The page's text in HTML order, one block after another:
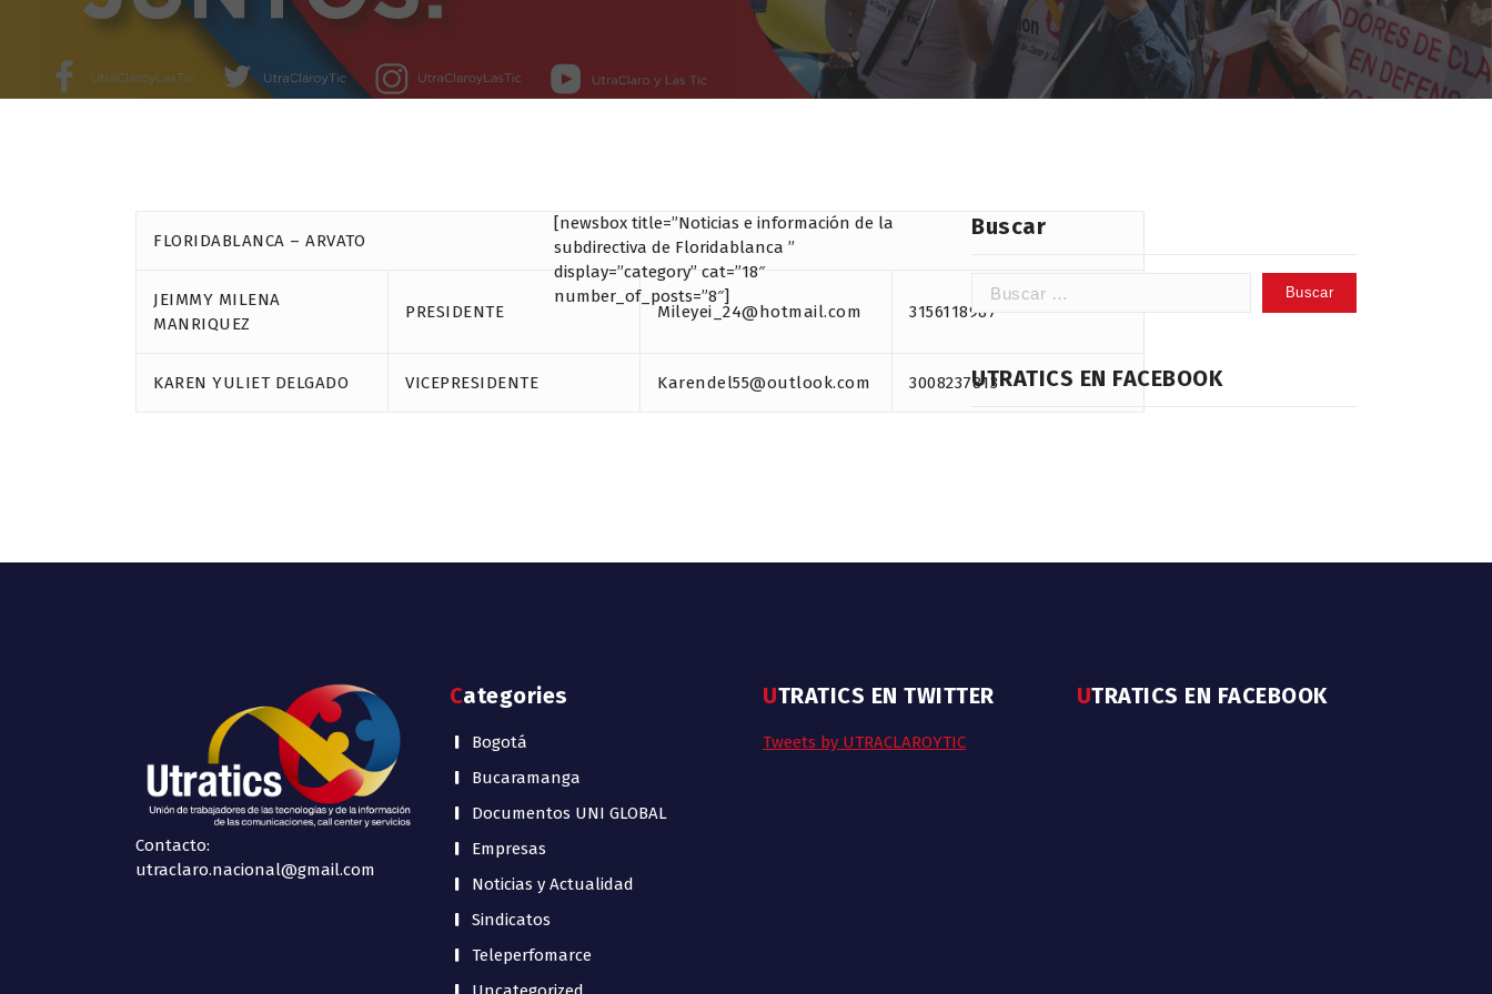
FLORIDABLANCA – ARVATO
JEIMMY MILENA
MANRIQUEZ
PRESIDENTE Mileyei_24@hotmail.com 3156118987
KAREN YULIET DELGADO VICEPRESIDENTE Karendel55@outlook.com 3008237813
[newsbox title=”Noticias e información de la
subdirectiva de Floridablanca ”
display=”category” cat=”18″
number_of_posts=”8″]
Buscar
Buscar:
UTRATICS EN FACEBOOK
Contacto:
utraclaro.nacional@gmail.com
Categories
Bogotá
Bucaramanga
Documentos UNI GLOBAL
Empresas
Noticias y Actualidad
Sindicatos
Teleperfomarce
UTRATICS EN TWITTER
Tweets by UTRACLAROYTIC
UTRATICS EN FACEBOOK